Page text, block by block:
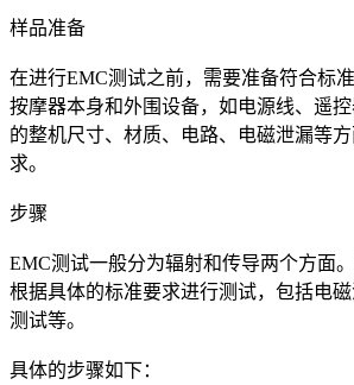
样品准备
在进行EMC测试之前，需要准备符合标
按摩器本身和外围设备，如电源线、遥
的整机尺寸、材质、电路、电磁泄漏等
求。
步骤
EMC测试一般分为辐射和传导两个方面
根据具体的标准要求进行测试，包括电
测试等。
具体的步骤如下：